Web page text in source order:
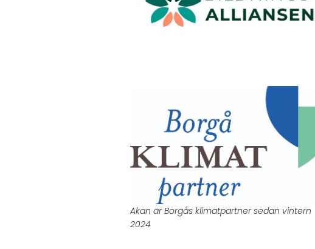
Akan är Borgås klimatpartner sedan vintern
2024